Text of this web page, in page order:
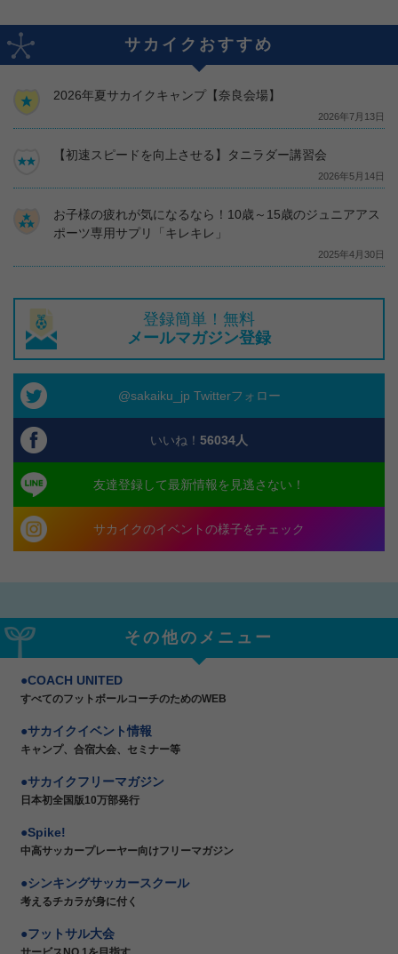
サカイクおすすめ
2026年夏サカイクキャンプ【奈良会場】
2026年7月13日
【初速スピードを向上させる】タニラダー講習会
2026年5月14日
お子様の疲れが気になるなら！10歳～15歳のジュニアアス
ポーツ専用サプリ「キレキレ」
2025年4月30日
登録簡単！無料
メールマガジン登録
@sakaiku_jp Twitterフォロー
いいね！ 56034人
友達登録して最新情報を見逃さない！
サカイクのイベントの様子をチェック
その他のメニュー
COACH UNITED
すべてのフットボールコーチのためのWEB
サカイクイベント情報
キャンプ、合宿大会、セミナー等
サカイクフリーマガジン
日本初全国版10万部発行
Spike!
中高サッカープレーヤー向けフリーマガジン
シンキングサッカースクール
考えるチカラが身に付く
フットサル大会